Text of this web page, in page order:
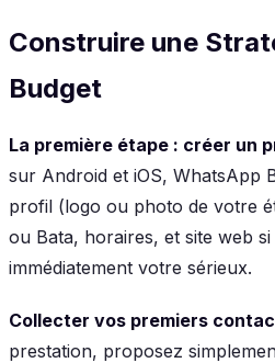
Construire une
Budget
La première étape : créer un
sur Android et iOS, WhatsApp
profil (logo ou photo de votre
ou Bata, horaires, et site web
immédiatement votre sérieux.
Collecter vos premiers
prestation, proposez